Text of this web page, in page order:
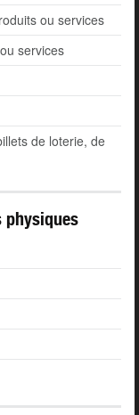
ou services
services
de loterie, de
physiques